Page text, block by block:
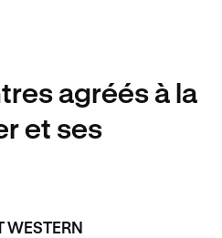
agréésà la
et ses
WESTERN